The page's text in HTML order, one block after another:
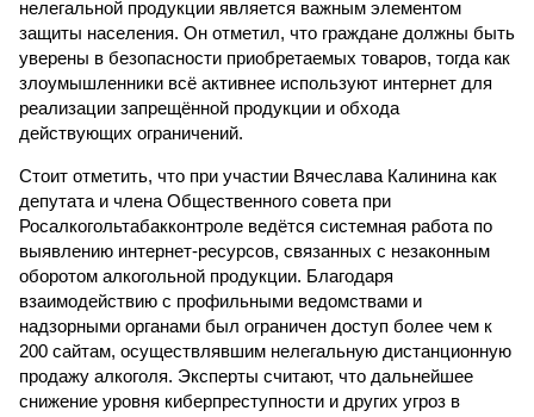
нелегальной продукции является важным элементом
защиты населения. Он отметил, что граждане должны быть
уверены в безопасности приобретаемых товаров, тогда как
злоумышленники всё активнее используют интернет для
реализации запрещённой продукции и обхода
действующих ограничений.
Стоит отметить, что при участии Вячеслава Калинина как
депутата и члена Общественного совета при
Росалкогольтабакконтроле ведётся системная работа по
выявлению интернет-ресурсов, связанных с незаконным
оборотом алкогольной продукции. Благодаря
взаимодействию с профильными ведомствами и
надзорными органами был ограничен доступ более чем к
200 сайтам, осуществлявшим нелегальную дистанционную
продажу алкоголя. Эксперты считают, что дальнейшее
снижение уровня киберпреступности и других угроз в